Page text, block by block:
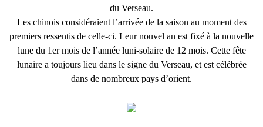
du Verseau.
Les chinois considéraient l’arrivée de la saison au moment des
premiers ressentis de celle-ci. Leur nouvel an est fixé à la nouvelle
lune du 1er mois de l’année luni-solaire de 12 mois. Cette fête
lunaire a toujours lieu dans le signe du Verseau, et est célébrée
dans de nombreux pays d’orient.